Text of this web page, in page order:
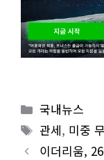
Categories
국내뉴스
Tags
관세, 미중
이더리움,